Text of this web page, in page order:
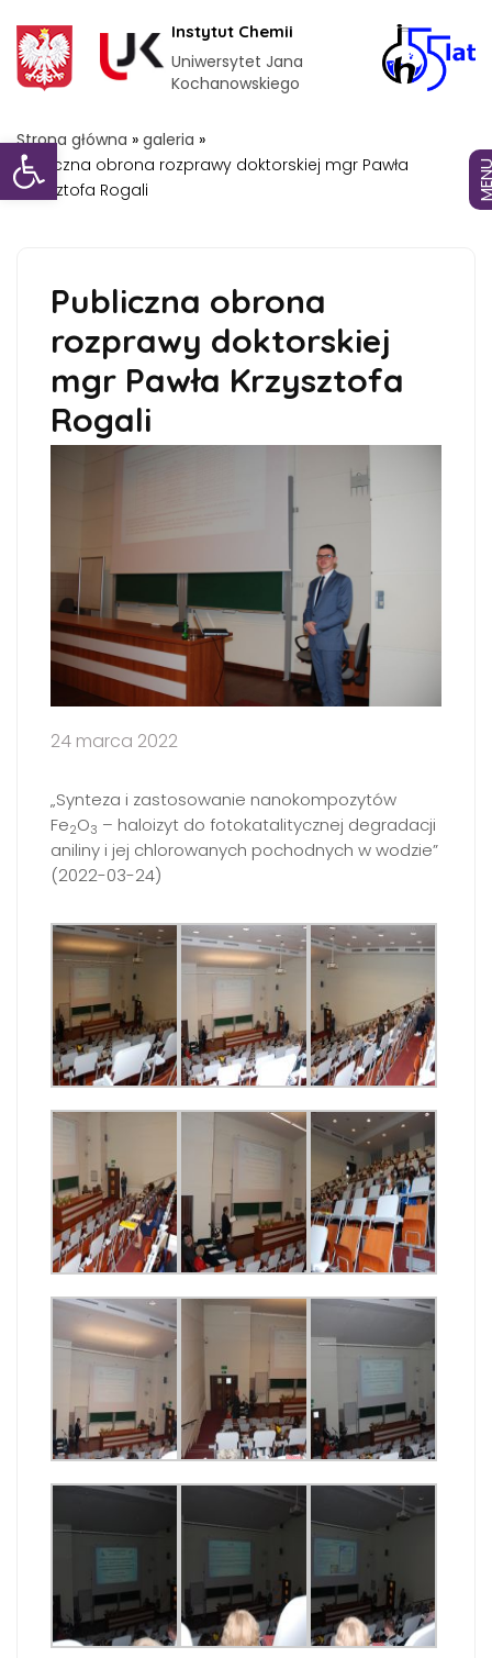
Otwórz pasek narzędzi
Instytut Chemii
Uniwersytet Jana
Kochanowskiego
Strona główna » galeria »
Publiczna obrona rozprawy doktorskiej mgr Pawła
Krzysztofa Rogali
Publiczna obrona
rozprawy doktorskiej
mgr Pawła Krzysztofa
Rogali
24 marca 2022
„Synteza i zastosowanie nanokompozytów
Fe2O3 – haloizyt do fotokatalitycznej degradacji
aniliny i jej chlorowanych pochodnych w wodzie”
(2022-03-24)